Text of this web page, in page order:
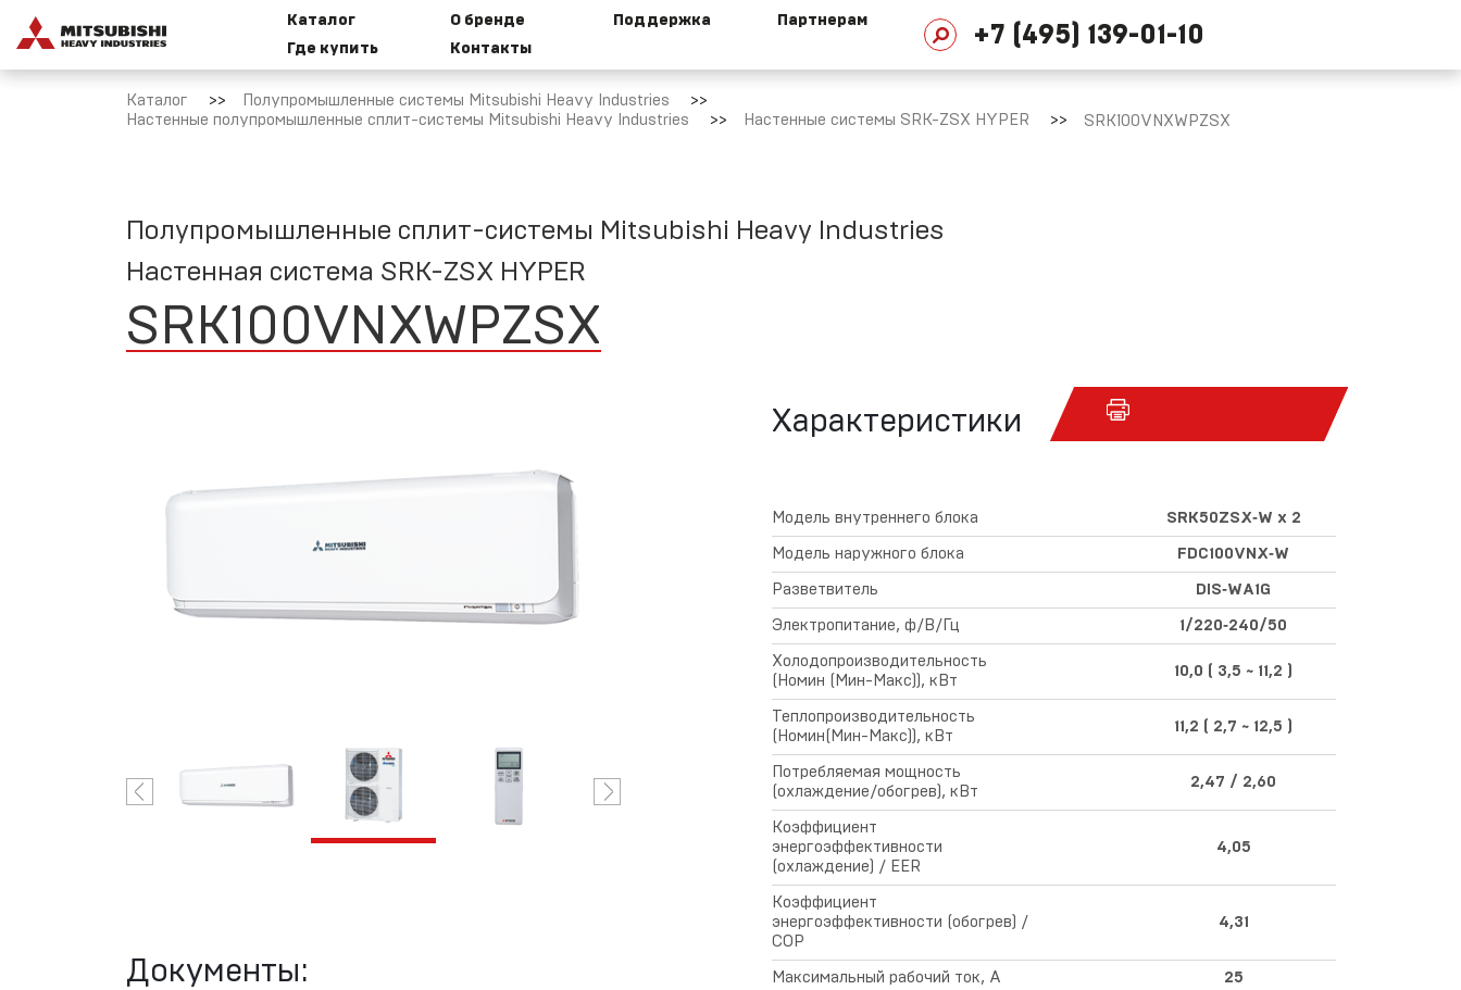
Каталог
Бытовые
сплит-
Мультисплит-
системы
R32 Mitsubishi
Heavy
Industries
О бренде
История
компании
MHI сегодня
Поддержка
Техническая
библиотека
Техническая
предоставления
Партнерам
Где купить
Контакты +7 (495) 139-01-10
Каталог
Полупромышленные системы Mitsubishi Heavy Industries
Настенные полупромышленные сплит-системы Mitsubishi Heavy Industries
Настенные системы SRK-ZSX HYPER SRK100VNXWPZSX
Полупромышленные сплит-системы Mitsubishi Heavy Industries
Настенная система SRK-ZSX HYPER
SRK100VNXWPZSX
Характеристики
Модель внутреннего блока SRK50ZSX‑W x 2
Модель наружного блока FDC100VNX‑W
Разветвитель DIS‑WA1G
Электропитание, ф/В/Гц 1/220‑240/50
Холодопроизводительность
(Номин (Мин-Макс)), кВт
10,0 ( 3,5 ~ 11,2 )
Теплопроизводительность
(Номин(Мин-Макс)), кВт
11,2 ( 2,7 ~ 12,5 )
Потребляемая мощность
(охлаждение/обогрев), кВт
2,47 / 2,60
Коэффициент
энергоэффективности
(охлаждение) / EER
4,05
Коэффициент
энергоэффективности (обогрев) /
COP
4,31
Максимальный рабочий ток, A 25
Документы: